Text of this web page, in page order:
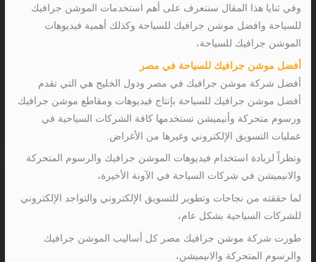
وفي ثنايا هذا المقال سنتعرف على أهم استخدمات الموشن جرافيك
للسياحة وافضل موشن جرافيك للسياحة وكذلك أهمية فيديوهات
الموشن جرافيك للسياحة،
أفضل موشن جرافيك للسياحة في مصر
أفضل شركة موشن جرافيك في مصر ودول الخليج هي التي تقدم
أفضل موشن جرافيك للسياحة بإنتاج فيديوهات ومقاطع موشن جرافيك
ورسوم متحركة وأنيميشن تستخدمها كافة الشركات السياحية في
عمليات التسويق الإلكتروني وغيرها من الأغراض.
ونظراً لزيادة استخدام فيديوهات الموشن جرافيك والرسوم المتحركة
والانيميشن في شركات السياحة في الآونة الأخيرة،
لما حققته من نجاحات وتطوير للتسويق الإلكتروني والتواجد الإلكتروني
للشركات السياحية بشكل عام،
طورت شركة موشن جرافيك مصر كل أساليب الموشن جرافيك
والرسوم المتحركة والانيميشن،